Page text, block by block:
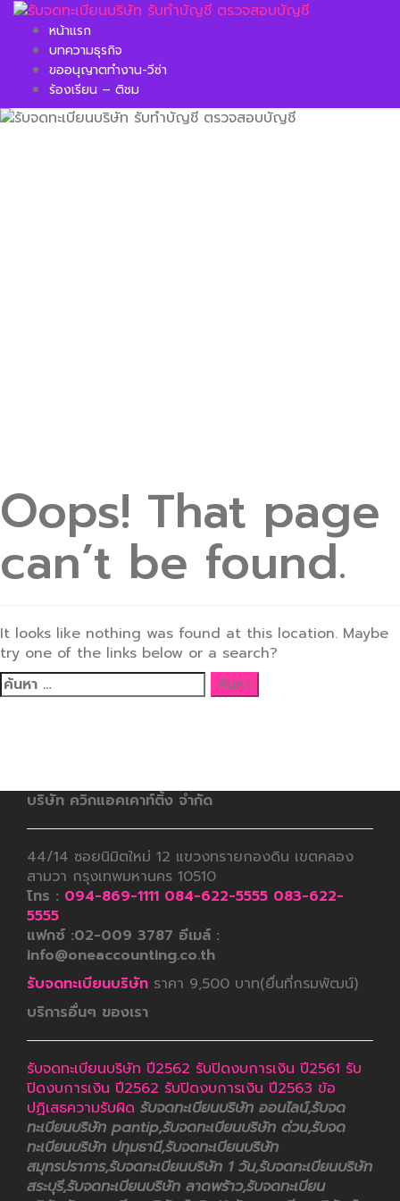
Skip
content
หน้าแรก
บทความธุรกิจ
ขออนุญาตทำงาน-วีซ่า
ร้องเรียน – ติชม
Oops! That page
can’t be found.
It looks like nothing was found at this location. Maybe
try one of the links below or a search?
ค้นหา
สำหรับ:
บริษัท ควิกแอคเคาท์ติ้ง จำกัด
44/14 ซอยนิมิตใหม่ 12 แขวงทรายกองดิน เขตคลอง
สามวา กรุงเทพมหานคร 10510
โทร : 094-869-1111 084-622-5555 083-622-
5555
แฟกซ์ :02-009 3787 อีเมล์ :
info@oneaccounting.co.th
รับจดทะเบียนบริษัท ราคา 9,500 บาท(ยื่นที่กรมพัฒน์)
บริการอื่นๆ ของเรา
รับจดทะเบียนบริษัท ปี2562 รับปิดงบการเงิน ปี2561 รับ
ปิดงบการเงิน ปี2562 รับปิดงบการเงิน ปี2563 ข้อ
ปฏิเสธความรับผิด รับจดทะเบียนบริษัท ออนไลน์,รับจด
ทะเบียนบริษัท pantip,รับจดทะเบียนบริษัท ด่วน,รับจด
ทะเบียนบริษัท ปทุมธานี,รับจดทะเบียนบริษัท
สมุทรปราการ,รับจดทะเบียนบริษัท 1 วัน,รับจดทะเบียนบริษัท
สระบุรี,รับจดทะเบียนบริษัท ลาดพร้าว,รับจดทะเบียน